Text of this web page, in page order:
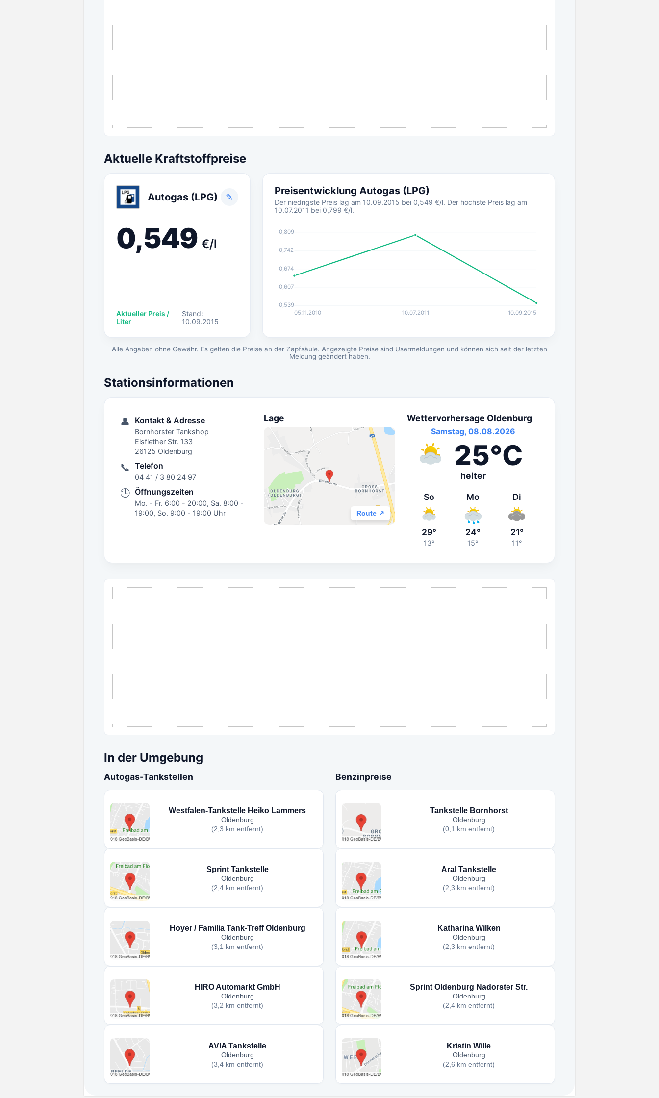
Aktuelle Kraftstoffpreise
Autogas (LPG) ✎
0,549 €/l
Aktueller Preis /
Liter
Stand:
10.09.2015
Preisentwicklung Autogas (LPG)
Der niedrigste Preis lag am 10.09.2015 bei 0,549 €/l. Der höchste Preis lag am
10.07.2011 bei 0,799 €/l.
0,539
0,607
0,674
0,742
0,809
05.11.2010 10.07.2011 10.09.2015
Alle Angaben ohne Gewähr. Es gelten die Preise an der Zapfsäule. Angezeigte Preise sind Usermeldungen und können sich seit der letzten
Meldung geändert haben.
Stationsinformationen
👤 Kontakt & Adresse
Bornhorster Tankshop
Elsflether Str. 133
26125 Oldenburg
📞 Telefon
04 41 / 3 80 24 97
🕒 Öffnungszeiten
Mo. - Fr. 6:00 - 20:00, Sa. 8:00 -
19:00, So. 9:00 - 19:00 Uhr
Lage
Route ↗
Wettervorhersage Oldenburg
Samstag, 08.08.2026
25°C
heiter
So
29°
13°
Mo
24°
15°
Di
21°
11°
In der Umgebung
Autogas-Tankstellen
Westfalen-Tankstelle Heiko Lammers
Oldenburg
(2,3 km entfernt)
Sprint Tankstelle
Oldenburg
(2,4 km entfernt)
Hoyer / Familia Tank-Treff Oldenburg
Oldenburg
(3,1 km entfernt)
HIRO Automarkt GmbH
Oldenburg
(3,2 km entfernt)
AVIA Tankstelle
Oldenburg
(3,4 km entfernt)
Benzinpreise
Tankstelle Bornhorst
Oldenburg
(0,1 km entfernt)
Aral Tankstelle
Oldenburg
(2,3 km entfernt)
Katharina Wilken
Oldenburg
(2,3 km entfernt)
Sprint Oldenburg Nadorster Str.
Oldenburg
(2,4 km entfernt)
Kristin Wille
Oldenburg
(2,6 km entfernt)